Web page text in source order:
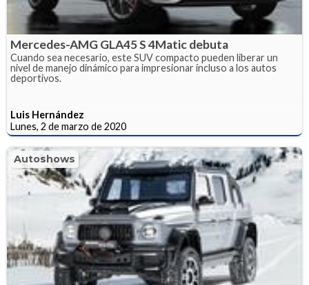
Mercedes-AMG GLA45 S 4Matic debuta
Cuando sea necesario, este SUV compacto pueden liberar un
nivel de manejo dinámico para impresionar incluso a los autos
deportivos.
Luis Hernández
Lunes, 2 de marzo de 2020
Autoshows